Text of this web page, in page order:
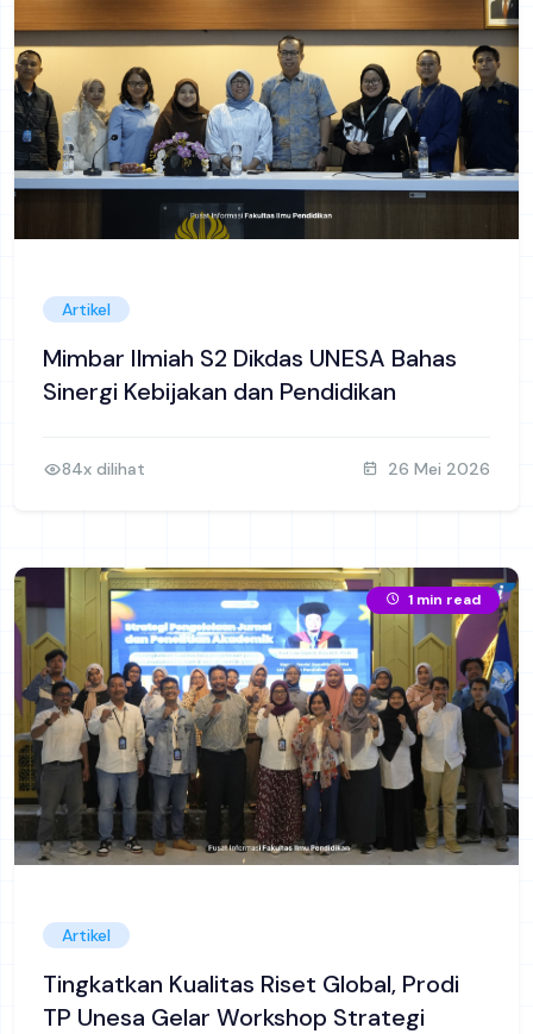
Artikel
Mimbar Ilmiah S2 Dikdas UNESA Bahas
Sinergi Kebijakan dan Pendidikan
84x dilihat 26 Mei 2026
1 min read
Artikel
Tingkatkan Kualitas Riset Global, Prodi
TP Unesa Gelar Workshop Strategi